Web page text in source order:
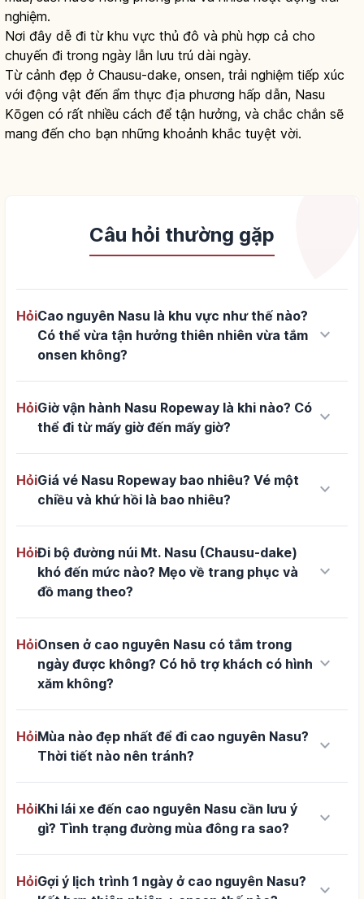
nghiệm.
Nơi đây dễ đi từ khu vực thủ đô và phù hợp cả cho
chuyến đi trong ngày lẫn lưu trú dài ngày.
Từ cảnh đẹp ở Chausu-dake, onsen, trải nghiệm tiếp xúc
với động vật đến ẩm thực địa phương hấp dẫn, Nasu
Kōgen có rất nhiều cách để tận hưởng, và chắc chắn sẽ
mang đến cho bạn những khoảnh khắc tuyệt vời.
Câu hỏi thường gặp
HỏiCao nguyên Nasu là khu vực như thế nào?
Có thể vừa tận hưởng thiên nhiên vừa tắm
onsen không?
keyboard_arrow_down
HỏiGiờ vận hành Nasu Ropeway là khi nào? Có
thể đi từ mấy giờ đến mấy giờ?
keyboard_arrow_down
HỏiGiá vé Nasu Ropeway bao nhiêu? Vé một
chiều và khứ hồi là bao nhiêu?
keyboard_arrow_down
HỏiĐi bộ đường núi Mt. Nasu (Chausu-dake)
khó đến mức nào? Mẹo về trang phục và
đồ mang theo?
keyboard_arrow_down
HỏiOnsen ở cao nguyên Nasu có tắm trong
ngày được không? Có hỗ trợ khách có hình
xăm không?
keyboard_arrow_down
HỏiMùa nào đẹp nhất để đi cao nguyên Nasu?
Thời tiết nào nên tránh?
keyboard_arrow_down
HỏiKhi lái xe đến cao nguyên Nasu cần lưu ý
gì? Tình trạng đường mùa đông ra sao?
keyboard_arrow_down
HỏiGợi ý lịch trình 1 ngày ở cao nguyên Nasu?
keyboard_arrow_down